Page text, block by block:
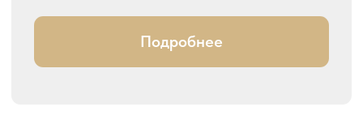
Илья Боровский
Пятикратный чемпион Гонконга